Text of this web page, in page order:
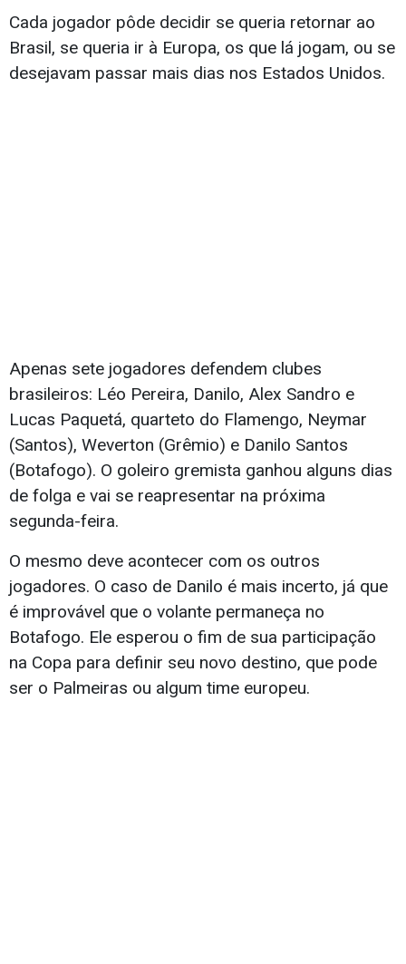
Cada jogador pôde decidir se queria retornar ao
Brasil, se queria ir à Europa, os que lá jogam, ou se
desejavam passar mais dias nos Estados Unidos.
Apenas sete jogadores defendem clubes
brasileiros: Léo Pereira, Danilo, Alex Sandro e
Lucas Paquetá, quarteto do Flamengo, Neymar
(Santos), Weverton (Grêmio) e Danilo Santos
(Botafogo). O goleiro gremista ganhou alguns dias
de folga e vai se reapresentar na próxima
segunda-feira.
O mesmo deve acontecer com os outros
jogadores. O caso de Danilo é mais incerto, já que
é improvável que o volante permaneça no
Botafogo. Ele esperou o fim de sua participação
na Copa para definir seu novo destino, que pode
ser o Palmeiras ou algum time europeu.